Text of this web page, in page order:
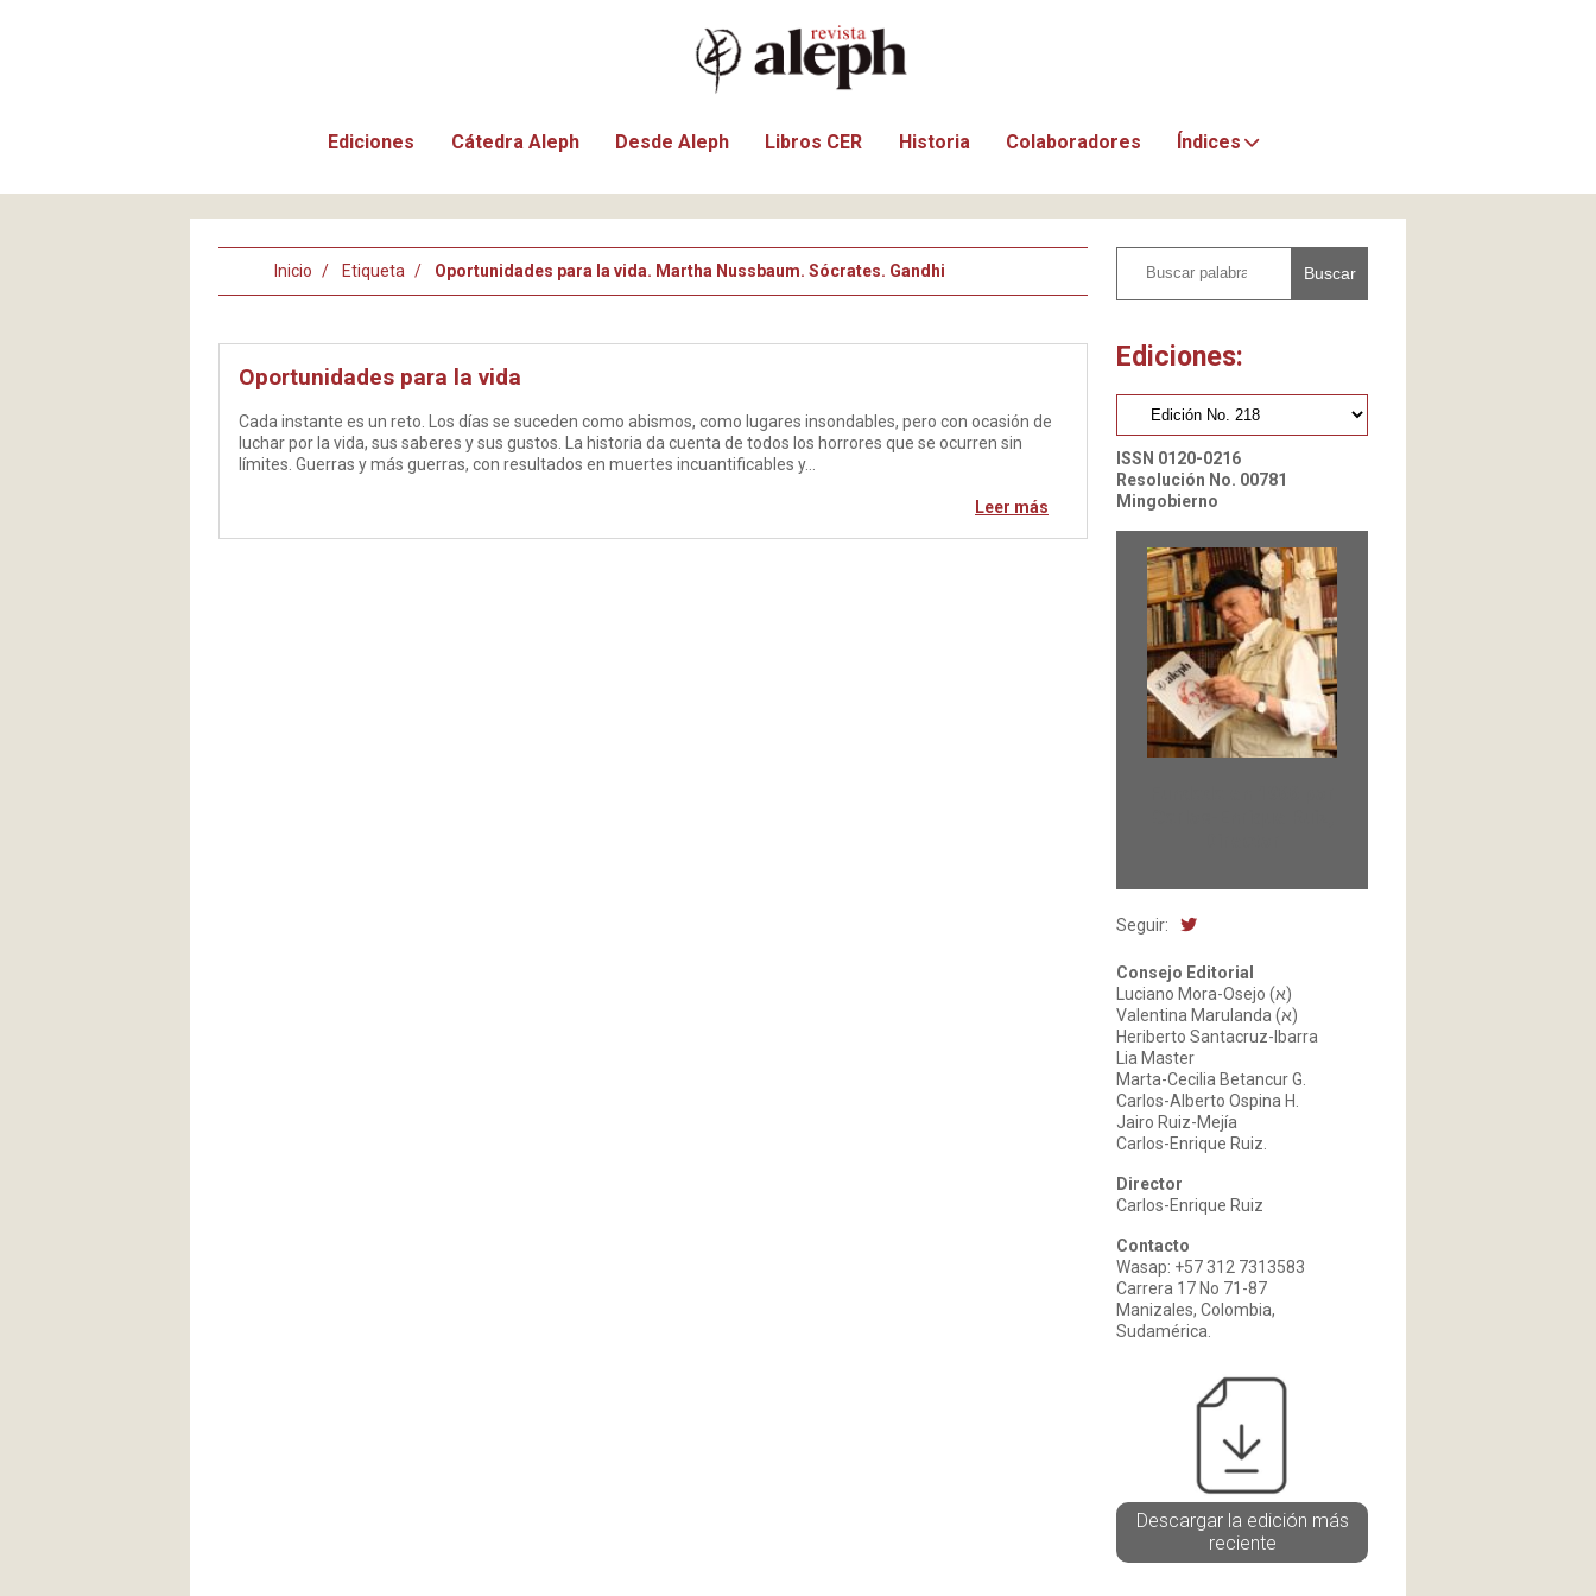
Ediciones Cátedra Aleph Desde Aleph Libros CER Historia Colaboradores Índices
Inicio Etiqueta Oportunidades para la vida. Martha Nussbaum. Sócrates. Gandhi
Oportunidades para la vida
Cada instante es un reto. Los días se suceden como abismos, como lugares insondables, pero con ocasión de
luchar por la vida, sus saberes y sus gustos. La historia da cuenta de todos los horrores que se ocurren sin
límites. Guerras y más guerras, con resultados en muertes incuantificables y…
Leer más
Buscar
Ediciones:
ISSN 0120-0216
Resolución No. 00781
Mingobierno
Seguir:
Consejo Editorial
Luciano Mora-Osejo (א)
Valentina Marulanda (א)
Heriberto Santacruz-Ibarra
Lia Master
Marta-Cecilia Betancur G.
Carlos-Alberto Ospina H.
Jairo Ruiz-Mejía
Carlos-Enrique Ruiz.
Director
Carlos-Enrique Ruiz
Contacto
Wasap: +57 312 7313583
Carrera 17 No 71-87
Manizales, Colombia,
Sudamérica.
Descargar la edición más
reciente